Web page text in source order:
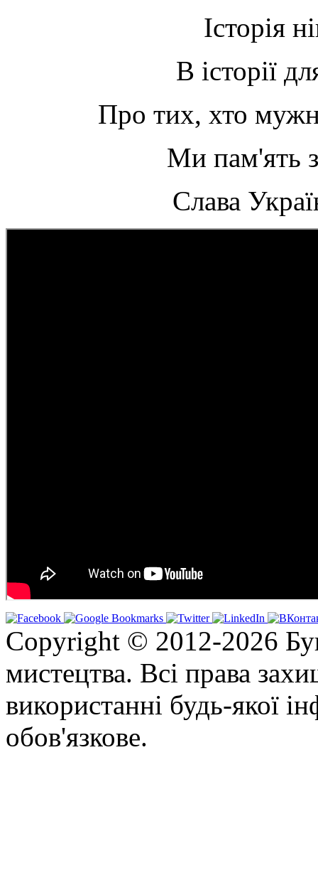
Історія
В історії
Про тих, хто
Ми пам'ять
Слава
Copyright © 2012-2026
мистецтва. Всі права
використанні будь-якої
обов'язкове.